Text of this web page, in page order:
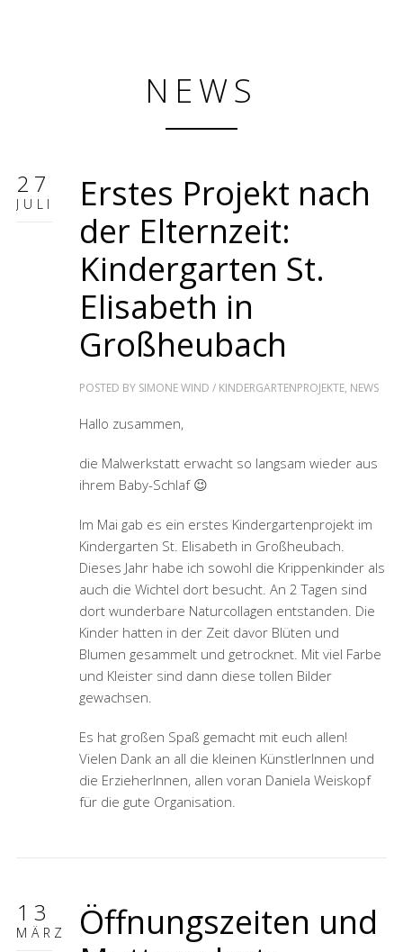
NEWS
27
JULI
Erstes Projekt nach
der Elternzeit:
Kindergarten St.
Elisabeth in
Großheubach
POSTED BY SIMONE WIND / KINDERGARTENPROJEKTE, NEWS
Hallo zusammen,
die Malwerkstatt erwacht so langsam wieder aus
ihrem Baby-Schlaf 😉
Im Mai gab es ein erstes Kindergartenprojekt im
Kindergarten St. Elisabeth in Großheubach.
Dieses Jahr habe ich sowohl die Krippenkinder als
auch die Wichtel dort besucht. An 2 Tagen sind
dort wunderbare Naturcollagen entstanden. Die
Kinder hatten in der Zeit davor Blüten und
Blumen gesammelt und getrocknet. Mit viel Farbe
und Kleister sind dann diese tollen Bilder
gewachsen.
Es hat großen Spaß gemacht mit euch allen!
Vielen Dank an all die kleinen KünstlerInnen und
die ErzieherInnen, allen voran Daniela Weiskopf
für die gute Organisation.
13
MÄRZ
Öffnungszeiten und